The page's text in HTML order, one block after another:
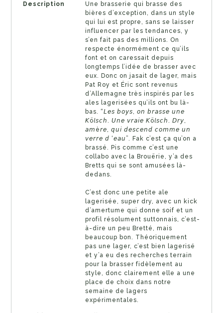
Description
Une brasserie qui brasse des
bières d’exception, dans un style
qui lui est propre, sans se laisser
influencer par les tendances, y
s’en fait pas des millions. On
respecte énormément ce qu’ils
font et on caressait depuis
longtemps l’idée de brasser avec
eux. Donc on jasait de lager, mais
Pat Roy et Éric sont revenus
d’Allemagne très inspirés par les
ales lagerisées qu’ils ont bu là-
bas. “𝘓𝘦𝘴 𝘣𝘰𝘺𝘴, 𝘰𝘯 𝘣𝘳𝘢𝘴𝘴𝘦 𝘶𝘯𝘦
𝘒ö𝘭𝘴𝘤𝘩. 𝘜𝘯𝘦 𝘷𝘳𝘢𝘪𝘦 𝘒ö𝘭𝘴𝘤𝘩. 𝘋𝘳𝘺,
𝘢𝘮è𝘳𝘦, 𝘲𝘶𝘪 𝘥𝘦𝘴𝘤𝘦𝘯𝘥 𝘤𝘰𝘮𝘮𝘦 𝘶𝘯
𝘷𝘦𝘳𝘳𝘦 𝘥 ‘𝘦𝘢𝘶”. Fak c’est ça qu’on a
brassé. Pis comme c’est une
collabo avec la Brouërie, y’a des
Bretts qui se sont amusées là-
dedans.
C’est donc une petite ale
lagerisée, super dry, avec un kick
d’amertume qui donne soif et un
profil résolument suttonnais, c’est-
à-dire un peu Bretté, mais
beaucoup bon. Théoriquement
pas une lager, c’est bien lagerisé
et y’a eu des recherches terrain
pour la brasser fidèlement au
style, donc clairement elle a une
place de choix dans notre
semaine de lagers
expérimentales.